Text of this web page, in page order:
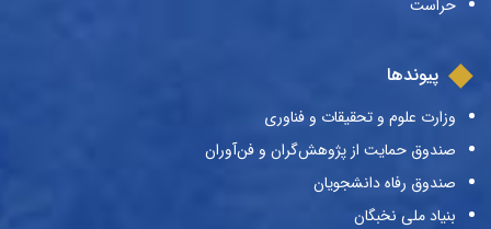
حراست
پیوندها
وزارت علوم و تحقیقات و فناوری
صندوق حمایت از پژوهش‌گران و فن‌آوران
صندوق رفاه دانشجویان
بنیاد ملی نخبگان